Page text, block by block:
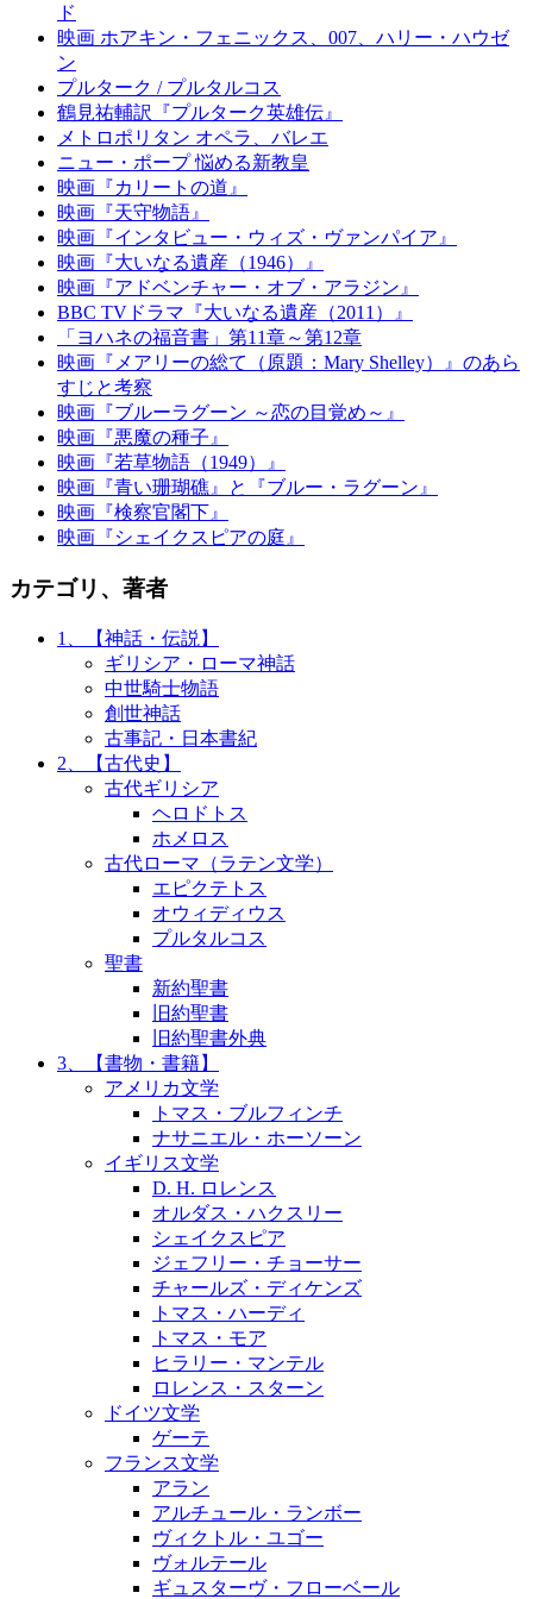
ド
映画 ホアキン・フェニックス、007、ハリー・ハウゼ
ン
プルターク / プルタルコス
鶴見祐輔訳『プルターク英雄伝』
メトロポリタン オペラ、バレエ
ニュー・ポープ 悩める新教皇
映画『カリートの道』
映画『天守物語』
映画『インタビュー・ウィズ・ヴァンパイア』
映画『大いなる遺産（1946）』
映画『アドベンチャー・オブ・アラジン』
BBC TVドラマ『大いなる遺産（2011）』
「ヨハネの福音書」第11章～第12章
映画『メアリーの総て（原題：Mary Shelley）』のあら
すじと考察
映画『ブルーラグーン ～恋の目覚め～』
映画『悪魔の種子』
映画『若草物語（1949）』
映画『青い珊瑚礁』と『ブルー・ラグーン』
映画『検察官閣下』
映画『シェイクスピアの庭』
カテゴリ、著者
1、【神話・伝説】
ギリシア・ローマ神話
中世騎士物語
創世神話
古事記・日本書紀
2、【古代史】
古代ギリシア
ヘロドトス
ホメロス
古代ローマ（ラテン文学）
エピクテトス
オウィディウス
プルタルコス
聖書
新約聖書
旧約聖書
旧約聖書外典
3、【書物・書籍】
アメリカ文学
トマス・ブルフィンチ
ナサニエル・ホーソーン
イギリス文学
D. H. ロレンス
オルダス・ハクスリー
シェイクスピア
ジェフリー・チョーサー
チャールズ・ディケンズ
トマス・ハーディ
トマス・モア
ヒラリー・マンテル
ロレンス・スターン
ドイツ文学
ゲーテ
フランス文学
アラン
アルチュール・ランボー
ヴィクトル・ユゴー
ヴォルテール
ギュスターヴ・フローベール